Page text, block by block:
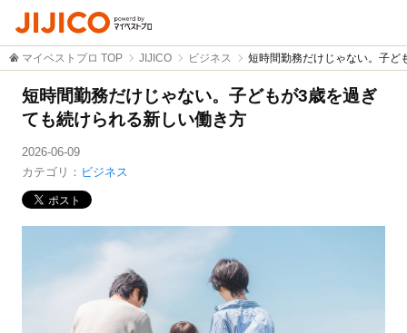
マイベストプロ TOP JIJICO ビジネス 短時間勤務だけじゃない。子ど
短時間勤務だけじゃない。子どもが3歳を過ぎ
ても続けられる新しい働き方
2026-06-09
カテゴリ： ビジネス